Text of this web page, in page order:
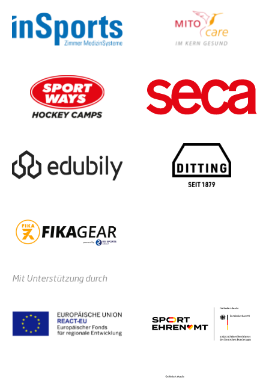
Mit Unterstützung durch